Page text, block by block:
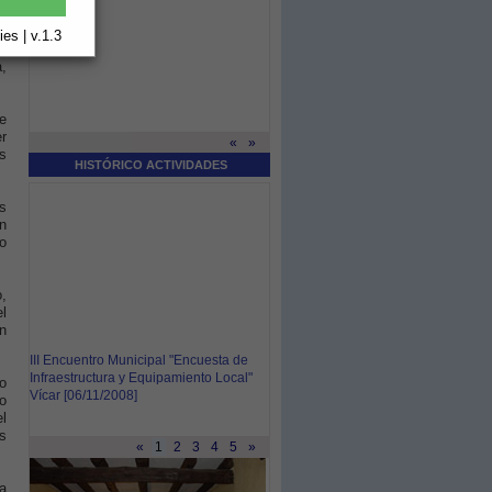
| v.1.3
« »
HISTÓRICO ACTIVIDADES
III Encuentro Municipal "Encuesta de
Infraestructura y Equipamiento Local"
Vícar [06/11/2008]
« 1 2 3 4 5 »